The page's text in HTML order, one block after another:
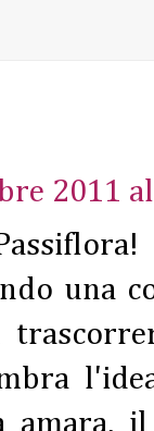
2011
una
amara,